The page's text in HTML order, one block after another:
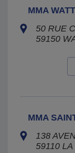
MMA
50 RUE
59150
MMA
138
59110